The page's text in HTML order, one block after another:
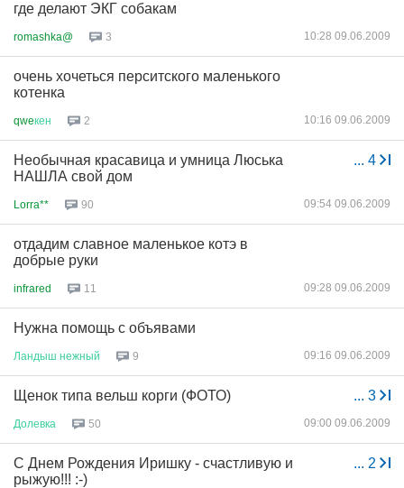
где делают ЭКГ собакам
romashka@ 3 10:28 09.06.2009
очень хочеться перситского маленького
котенка
qweкен 2 10:16 09.06.2009
... 4
Необычная красавица и умница Люська
НАШЛА свой дом
Lorra** 90 09:54 09.06.2009
отдадим славное маленькое котэ в
добрые руки
infrared 11 09:28 09.06.2009
Нужна помощь с объявами
Ландыш нежный 9 09:16 09.06.2009
... 3
Щенок типа вельш корги (ФОТО)
Долевка 50 09:00 09.06.2009
... 2
С Днем Рождения Иришку - счастливую и
рыжую!!! :-)